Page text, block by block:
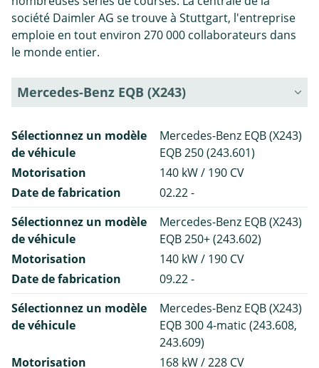
société Daimler AG se trouve à Stuttgart, l'entreprise
emploie en tout environ 270 000 collaborateurs dans
le monde entier.
Mercedes-Benz EQB (X243)
Sélectionnez un modèle
de véhicule
Mercedes-Benz EQB (X243)
EQB 250 (243.601)
Motorisation
140 kW / 190 CV
Date de fabrication
02.22 -
Sélectionnez un modèle
de véhicule
Mercedes-Benz EQB (X243)
EQB 250+ (243.602)
Motorisation
140 kW / 190 CV
Date de fabrication
09.22 -
Sélectionnez un modèle
de véhicule
Mercedes-Benz EQB (X243)
EQB 300 4-matic (243.608,
243.609)
Motorisation
168 kW / 228 CV